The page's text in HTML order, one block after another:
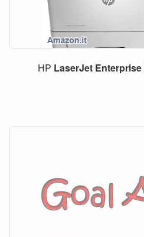
HP LaserJet Enterprise